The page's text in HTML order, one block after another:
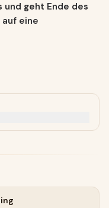
geht Ende des
auf eine